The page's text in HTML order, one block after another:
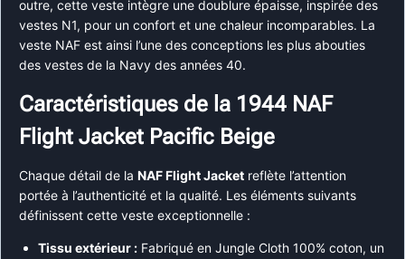
outre, cette veste intègre une doublure épaisse, inspirée des
vestes N1, pour un confort et une chaleur incomparables. La
veste NAF est ainsi l’une des conceptions les plus abouties
des vestes de la Navy des années 40.
Caractéristiques de la 1944 NAF
Flight Jacket Pacific Beige
Chaque détail de la NAF Flight Jacket reflète l’attention
portée à l’authenticité et la qualité. Les éléments suivants
définissent cette veste exceptionnelle :
Tissu extérieur : Fabriqué en Jungle Cloth 100% coton, un